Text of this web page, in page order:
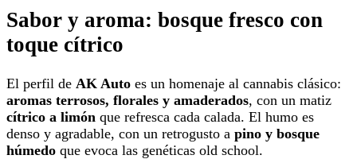
Sabor y aroma: bosque fresco con
toque cítrico
El perfil de AK Auto es un homenaje al cannabis clásico:
aromas terrosos, florales y amaderados, con un matiz
cítrico a limón que refresca cada calada. El humo es
denso y agradable, con un retrogusto a pino y bosque
húmedo que evoca las genéticas old school.